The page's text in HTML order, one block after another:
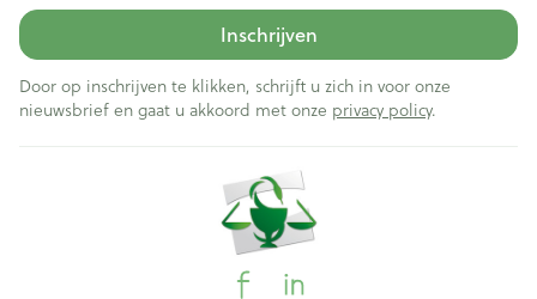
Inschrijven
Door op inschrijven te klikken, schrijft u zich in voor onze
nieuwsbrief en gaat u akkoord met onze privacy policy.